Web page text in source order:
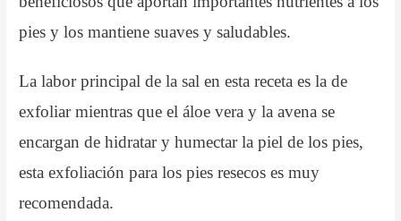
pies y los mantiene suaves y saludables.
La labor principal de la sal en esta receta es la de
exfoliar mientras que el áloe vera y la avena se
encargan de hidratar y humectar la piel de los pies,
esta exfoliación para los pies resecos es muy
recomendada.